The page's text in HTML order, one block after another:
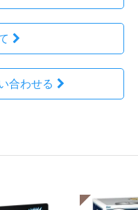
合わせる